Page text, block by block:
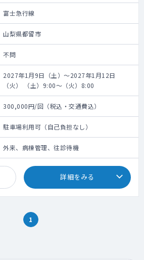
富士急行線
山梨県都留市
不問
2027年1月9日（土）～2027年1月12日
（火） （土）9:00～（火）8:00
300,000円/回（税込・交通費込）
駐車場利用可（自己負担なし）
外来、病棟管理、往診待機
詳細をみる
1